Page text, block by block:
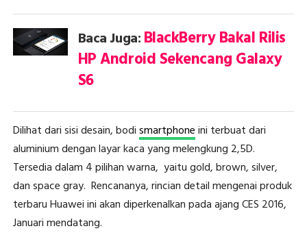
Baca Juga:BlackBerry Bakal Rilis
HP Android Sekencang Galaxy
S6
Dilihat dari sisi desain, bodismartphoneini terbuat dari
aluminium dengan layar kaca yang melengkung 2,5D.
Tersedia dalam 4 pilihan warna, yaitu gold, brown, silver,
dan space gray. Rencananya, rincian detail mengenai produk
terbaru Huawei ini akan diperkenalkan pada ajang CES 2016,
Januari mendatang.